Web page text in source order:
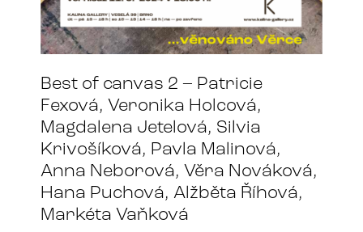
Best of canvas 2 – Patricie
Fexová, Veronika Holcová,
Magdalena Jetelová, Silvia
Krivošíková, Pavla Malinová,
Anna Neborová, Věra Nováková,
Hana Puchová, Alžběta Říhová,
Markéta Vaňková